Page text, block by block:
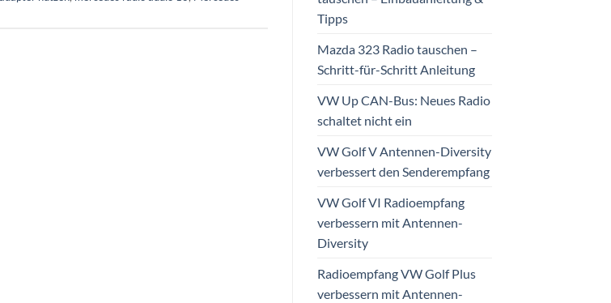
Tipps
Mazda 323 Radio tauschen –
Schritt-für-Schritt Anleitung
VW Up CAN-Bus: Neues Radio
schaltet nicht ein
VW Golf V Antennen-Diversity
verbessert den Senderempfang
VW Golf VI Radioempfang
verbessern mit Antennen-
Diversity
Radioempfang VW Golf Plus
verbessern mit Antennen-